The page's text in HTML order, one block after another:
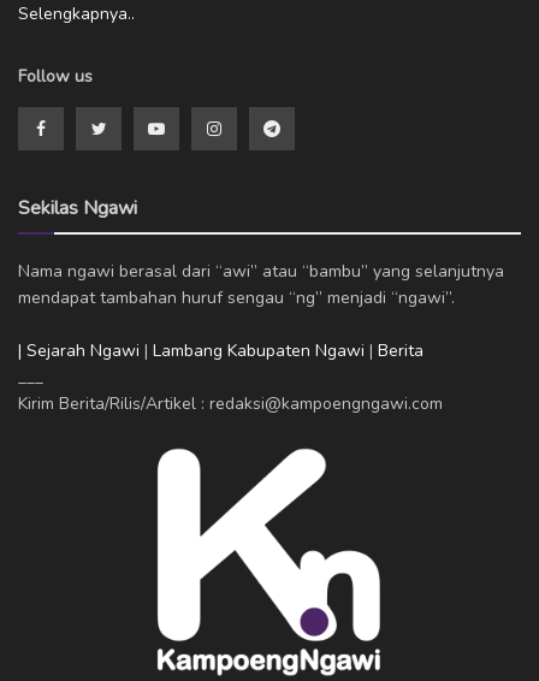
Selengkapnya..
Follow us
Sekilas Ngawi
Nama ngawi berasal dari “awi” atau “bambu” yang selanjutnya
mendapat tambahan huruf sengau “ng” menjadi “ngawi”.
| Sejarah Ngawi | Lambang Kabupaten Ngawi | Berita
Kirim Berita/Rilis/Artikel : redaksi@kampoengngawi.com